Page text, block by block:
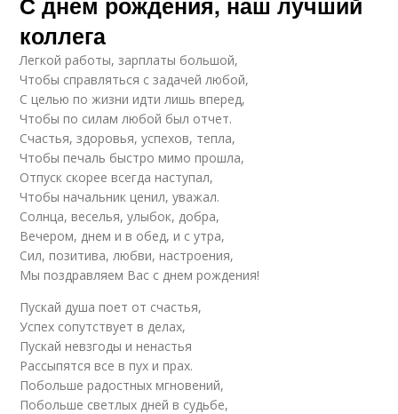
коллега
Легкой работы, зарплаты большой,
Чтобы справляться с задачей любой,
С целью по жизни идти лишь вперед,
Чтобы по силам любой был отчет.
Счастья, здоровья, успехов, тепла,
Чтобы печаль быстро мимо прошла,
Отпуск скорее всегда наступал,
Чтобы начальник ценил, уважал.
Солнца, веселья, улыбок, добра,
Вечером, днем и в обед, и с утра,
Сил, позитива, любви, настроения,
Мы поздравляем Вас с днем рождения!
Пускай душа поет от счастья,
Успех сопутствует в делах,
Пускай невзгоды и ненастья
Рассыпятся все в пух и прах.
Побольше радостных мгновений,
Побольше светлых дней в судьбе,